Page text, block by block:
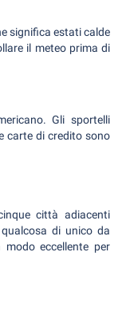
significa estati calde
il meteo prima di
Gli sportelli
carte di credito sono
città adiacenti
di unico da
eccellente per